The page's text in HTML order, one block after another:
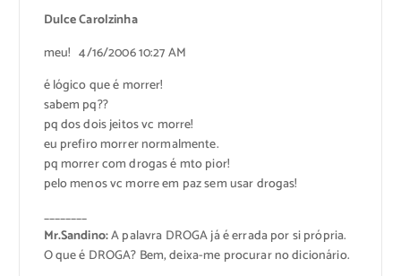
Dulce Carolzinha
meu! 4/16/2006 10:27 AM
é lógico que é morrer!
sabem pq??
pq dos dois jeitos vc morre!
eu prefiro morrer normalmente.
pq morrer com drogas é mto pior!
pelo menos vc morre em paz sem usar drogas!
________
Mr.Sandino:A palavra DROGA já é errada por si própria.
O que é DROGA? Bem, deixa-me procurar no dicionário.